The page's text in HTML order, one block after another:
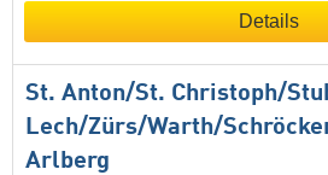
Details
St. Anton/​St. Christoph/​
Lech/​Zürs/​Warth/​
Arlberg